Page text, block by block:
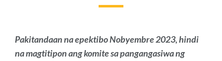
Pakitandaan na epektibo Nobyembre 2023, hindi
na magtitipon ang komite sa pangangasiwa ng